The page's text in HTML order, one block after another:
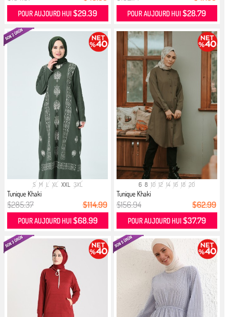
POUR AUJOURD HUI$29.39 POUR AUJOURD HUI$28.79
S M L XL XXL 3XL
Tunique Khaki
$285.37 $114.99
POUR AUJOURD HUI $68.99
6 8 10 12 14 16 18 20
Tunique Khaki
$156.94 $62.99
POUR AUJOURD HUI $37.79